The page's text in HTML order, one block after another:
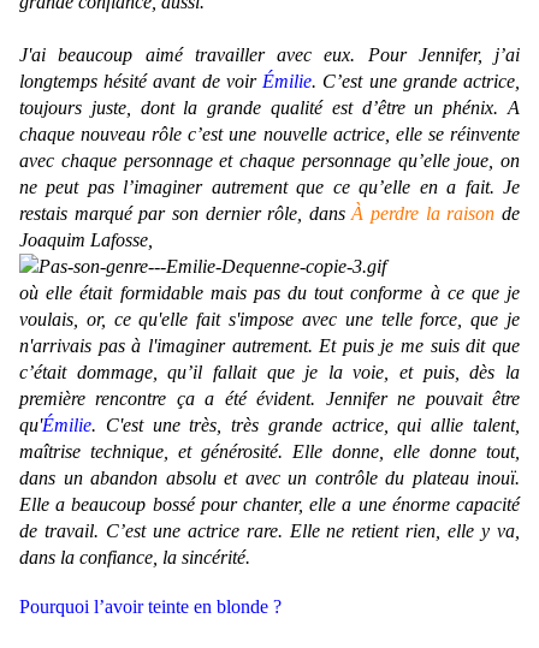
J'ai beaucoup aimé travailler avec eux. Pour Jennifer, j’ai
longtemps hésité avant de voir Émilie. C’est une grande actrice,
toujours juste, dont la grande qualité est d’être un phénix. A
chaque nouveau rôle c’est une nouvelle actrice, elle se réinvente
avec chaque personnage et chaque personnage qu’elle joue, on
ne peut pas l’imaginer autrement que ce qu’elle en a fait. Je
restais marqué par son dernier rôle, dansÀ perdre la raison de
Joaquim Lafosse,
où elle était formidable mais pas du tout conforme à ce que je
voulais, or, ce qu'elle fait s'impose avec une telle force, que je
n'arrivais pas à l'imaginer autrement. Et puis je me suis dit que
c’était dommage, qu’il fallait que je la voie, et puis, dès la
première rencontre ça a été évident. Jennifer ne pouvait être
qu'Émilie. C'est une très, très grande actrice, qui allie talent,
maîtrise technique, et générosité. Elle donne, elle donne tout,
dans un abandon absolu et avec un contrôle du plateau inouï.
Elle a beaucoup bossé pour chanter, elle a une énorme capacité
de travail. C’est une actrice rare. Elle ne retient rien, elle y va,
dans la confiance, la sincérité.
Pourquoi l’avoir teinte en blonde ?